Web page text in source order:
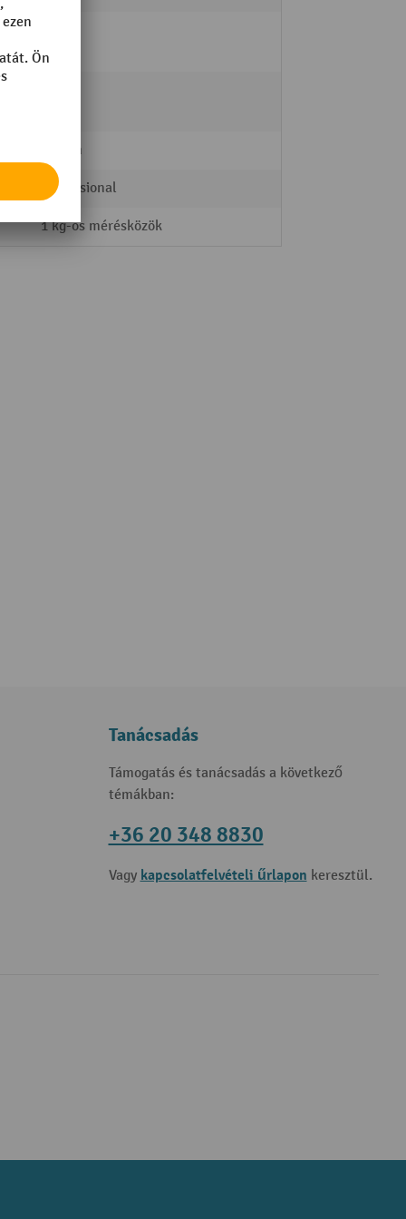
24 mm
Professional
1 kg-os mérésközök
Tanácsadás
Támogatás és tanácsadás a következő
témákban:
+36 20 348 8830
Vagy kapcsolatfelvételi űrlapon keresztül.